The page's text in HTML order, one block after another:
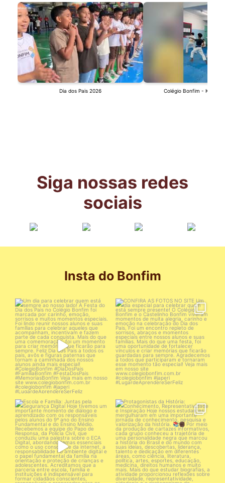
Dia dos Pais 2026 Colégio Bonfim - Karatê
Siga nossas redes
sociais
Insta do Bonfim
Um dia para celebrar quem está
sempre ao nosso...
27 0
CONFIRA AS FOTOS NO SITE
Um dia especial ...
54 0
Escola e Família: Juntas pela
Segurança Digital...
25 0
Protagonistas da História:
Conhecimento,...
32 0